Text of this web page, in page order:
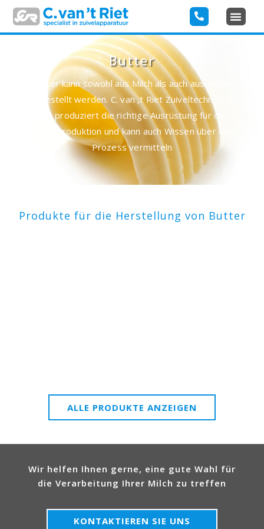
Butter
Butter kann sowohl aus Milch als auch aus Sahne
hergestellt werden. C. van ‚t Riet Zuiveltechnologie
B.V. produziert die richtige Ausrüstung für die
Butterproduktion und kann auch Wissen über den
Prozess vermitteln
Produkte für die Herstellung von Butter
ALLE PRODUKTE ANZEIGEN
Wir helfen Ihnen gerne, eine gute Wahl für
die Verarbeitung Ihrer Milch zu treffen
KONTAKTIEREN SIE UNS